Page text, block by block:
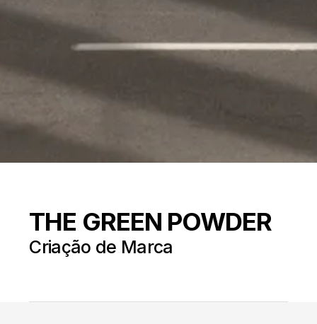
THE GREEN POWDER
Criação de Marca